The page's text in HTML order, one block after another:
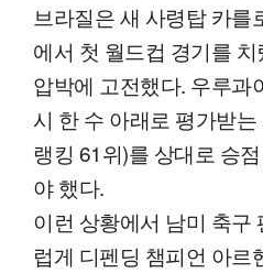
브라질은 새 사령탑 카를
에서 첫 월드컵 경기를
압박에 고전했다. 우루과
시 한 수 아래로 평가받
랭킹 61위)를 상대로 승
야 했다.
이런 상황에서 남미 축구
럽게 디펜딩 챔피언 아르